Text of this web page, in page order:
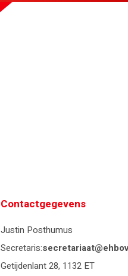
Contactgegevens
Justin Posthumus
Secretaris:
Getijdenlant 28, 1132 ET